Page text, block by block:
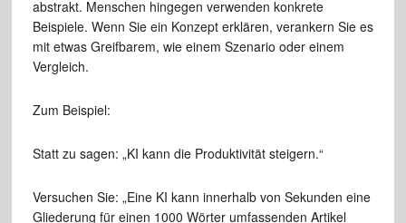
abstrakt. Menschen hingegen verwenden konkrete
Beispiele. Wenn Sie ein Konzept erklären, verankern Sie es
mit etwas Greifbarem, wie einem Szenario oder einem
Vergleich.
Zum Beispiel:
Statt zu sagen: „KI kann die Produktivität steigern.“
Versuchen Sie: „Eine KI kann innerhalb von Sekunden eine
Gliederung für einen 1000 Wörter umfassenden Artikel